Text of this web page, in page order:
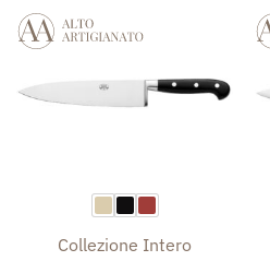
Collezione Intero